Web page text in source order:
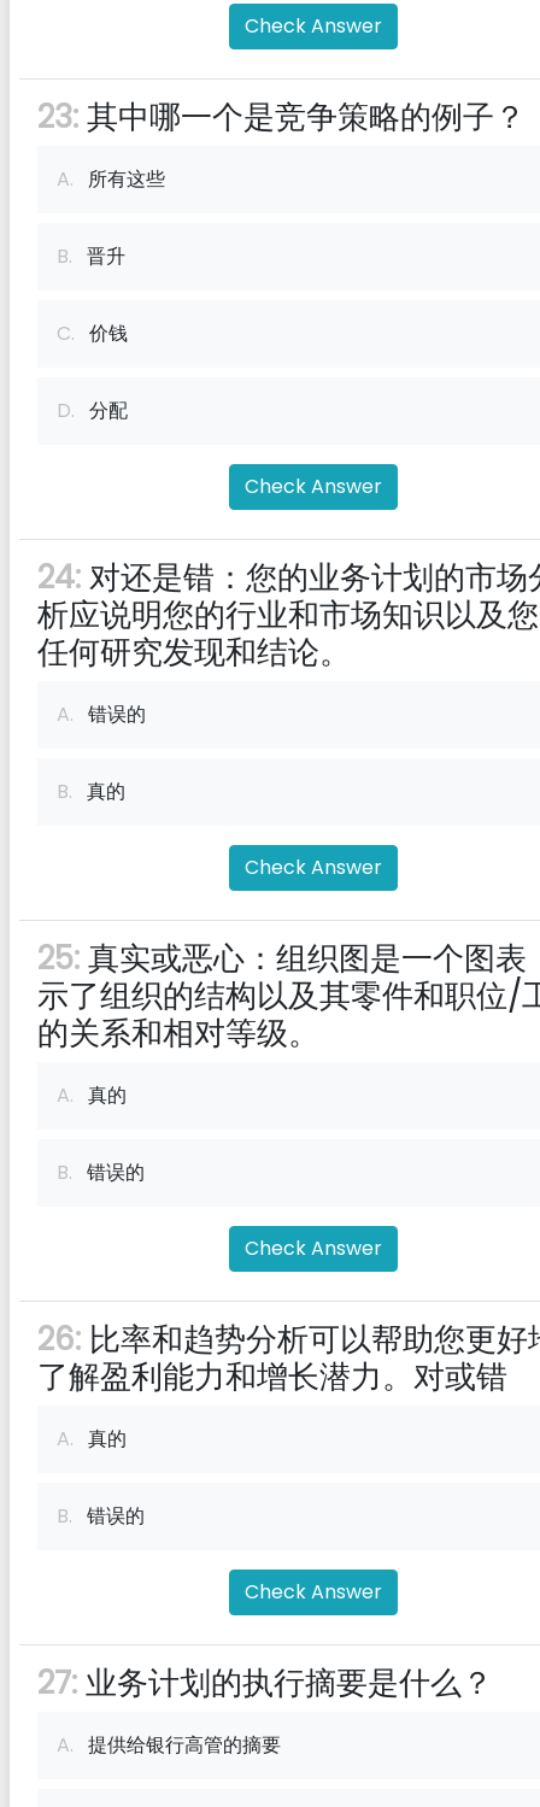
Check Answer
23:其中哪一个是竞争策略的例子？
A. 所有这些
B. 晋升
C. 价钱
D. 分配
Check Answer
24:对还是错：您的业务计划的市场
析应说明您的行业和市场知识以及
任何研究发现和结论。
A. 错误的
B. 真的
Check Answer
25:真实或恶心：组织图是一个图表
示了组织的结构以及其零件和职位/
的关系和相对等级。
A. 真的
B. 错误的
Check Answer
26: 比率和趋势分析可以帮助您更好
了解盈利能力和增长潜力。对或错
A. 真的
B. 错误的
Check Answer
27:业务计划的执行摘要是什么？
A. 提供给银行高管的摘要